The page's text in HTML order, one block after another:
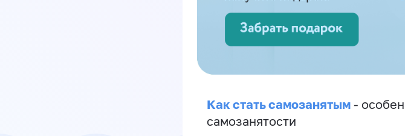
Как стать самозанятым -
самозанятости